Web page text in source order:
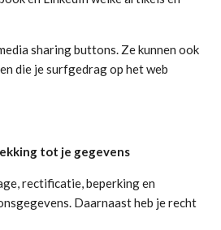
sharing buttons. Ze kunnen ook
die je surfgedrag op het web
tot je gegevens
rectificatie, beperking en
Daarnaast heb je recht